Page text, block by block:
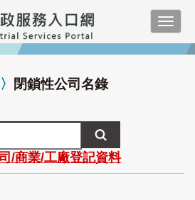
〉 閉鎖性公司名錄
/商業/工廠登記資料